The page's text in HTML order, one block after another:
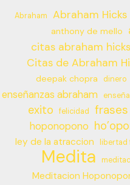
Abraham Abraham Hicks
anthony de mello
citas abraham hicks
Citas de Abraham
deepak chopra dinero
enseñanzas abraham
exito felicidad frases
hoponopono
ley de la atraccion libertad
Medita
Meditacion